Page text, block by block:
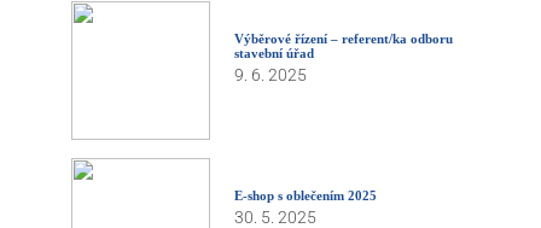
Výběrové řízení – referent/ka odboru
stavební úřad
9. 6. 2025
E-shop s oblečením 2025
30. 5. 2025